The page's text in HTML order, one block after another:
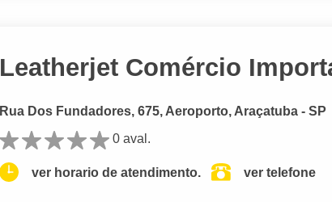
Leatherjet Comércio
Rua Dos Fundadores, 675, Aeroporto, Araçatuba - SP
0 aval.
ver horario de atendimento. ver telefone